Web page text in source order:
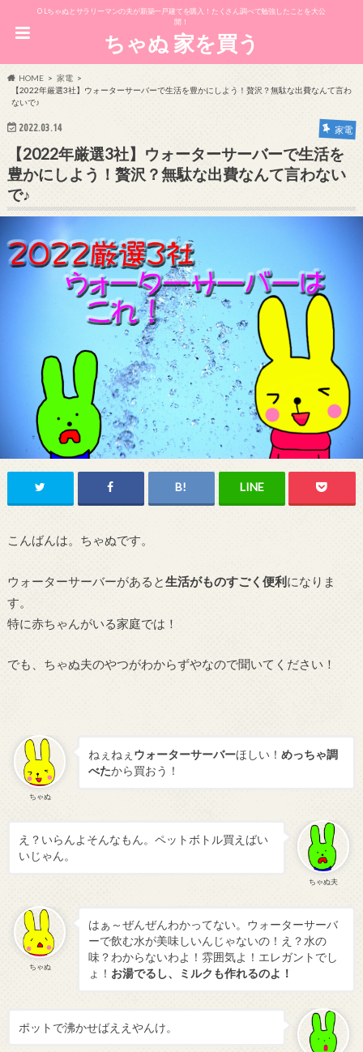
OLちゃぬとサラリーマンの夫が新築一戸建てを購入！たくさん調べて勉強したことを大公
開！
ちゃぬ 家を買う
HOME
家電
【2022年厳選3社】ウォーターサーバーで生活を豊かにしよう！贅沢？無駄な出費なんて言わ
ないで♪
2022.03.14 家電
【2022年厳選3社】ウォーターサーバーで生活を
豊かにしよう！贅沢？無駄な出費なんて言わない
で♪
こんばんは。ちゃぬです。
ウォーターサーバーがあると生活がものすごく便利になりま
す。
特に赤ちゃんがいる家庭では！
でも、ちゃぬ夫のやつがわからずやなので聞いてください！
ちゃぬ
ねぇねぇ ウォーターサーバーほしい！ めっちゃ調
べたから買おう！
ちゃぬ夫
え？いらんよそんなもん。ペットボトル買えばい
いじゃん。
ちゃぬ
はぁ～ぜんぜんわかってない。ウォーターサーバ
ーで飲む水が美味しいんじゃないの！え？水の
味？わからないわよ！雰囲気よ！エレガントでし
ょ！ お湯でるし、ミルクも作れるのよ！
ポットで沸かせばええやんけ。